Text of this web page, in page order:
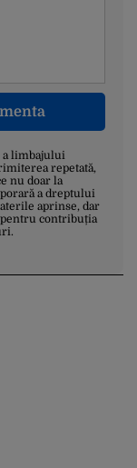
a limbajului
repetată,
nu doar la
a dreptului
aprinse, dar
contribuția